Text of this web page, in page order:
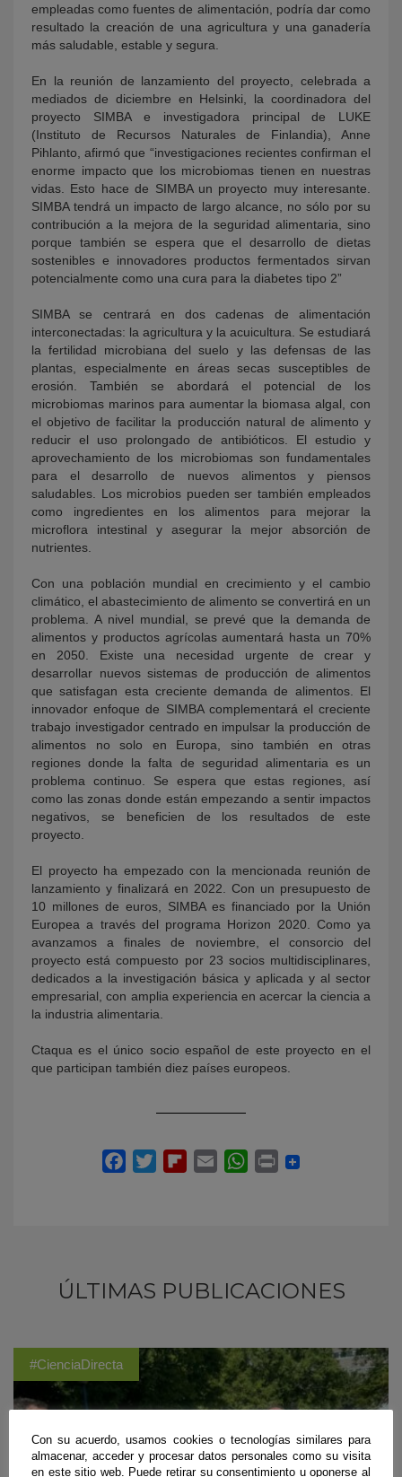
empleadas como fuentes de alimentación, podría dar como
resultado la creación de una agricultura y una ganadería
más saludable, estable y segura.
En la reunión de lanzamiento del proyecto, celebrada a
mediados de diciembre en Helsinki, la coordinadora del
proyecto SIMBA e investigadora principal de LUKE
(Instituto de Recursos Naturales de Finlandia), Anne
Pihlanto, afirmó que “investigaciones recientes confirman el
enorme impacto que los microbiomas tienen en nuestras
vidas. Esto hace de SIMBA un proyecto muy interesante.
SIMBA tendrá un impacto de largo alcance, no sólo por su
contribución a la mejora de la seguridad alimentaria, sino
porque también se espera que el desarrollo de dietas
sostenibles e innovadores productos fermentados sirvan
potencialmente como una cura para la diabetes tipo 2”
SIMBA se centrará en dos cadenas de alimentación
interconectadas: la agricultura y la acuicultura. Se estudiará
la fertilidad microbiana del suelo y las defensas de las
plantas, especialmente en áreas secas susceptibles de
erosión. También se abordará el potencial de los
microbiomas marinos para aumentar la biomasa algal, con
el objetivo de facilitar la producción natural de alimento y
reducir el uso prolongado de antibióticos. El estudio y
aprovechamiento de los microbiomas son fundamentales
para el desarrollo de nuevos alimentos y piensos
saludables. Los microbios pueden ser también empleados
como ingredientes en los alimentos para mejorar la
microflora intestinal y asegurar la mejor absorción de
nutrientes.
Con una población mundial en crecimiento y el cambio
climático, el abastecimiento de alimento se convertirá en un
problema. A nivel mundial, se prevé que la demanda de
alimentos y productos agrícolas aumentará hasta un 70%
en 2050. Existe una necesidad urgente de crear y
desarrollar nuevos sistemas de producción de alimentos
que satisfagan esta creciente demanda de alimentos. El
innovador enfoque de SIMBA complementará el creciente
trabajo investigador centrado en impulsar la producción de
alimentos no solo en Europa, sino también en otras
regiones donde la falta de seguridad alimentaria es un
problema continuo. Se espera que estas regiones, así
como las zonas donde están empezando a sentir impactos
negativos, se beneficien de los resultados de este
proyecto.
El proyecto ha empezado con la mencionada reunión de
lanzamiento y finalizará en 2022. Con un presupuesto de
10 millones de euros, SIMBA es financiado por la Unión
Europea a través del programa Horizon 2020. Como ya
avanzamos a finales de noviembre, el consorcio del
proyecto está compuesto por 23 socios multidisciplinares,
dedicados a la investigación básica y aplicada y al sector
empresarial, con amplia experiencia en acercar la ciencia a
la industria alimentaria.
Ctaqua es el único socio español de este proyecto en el
que participan también diez países europeos.
ÚLTIMAS PUBLICACIONES
#CienciaDirecta
Con su acuerdo, usamos cookies o tecnologías similares para
almacenar, acceder y procesar datos personales como su visita
en este sitio web. Puede retirar su consentimiento u oponerse al